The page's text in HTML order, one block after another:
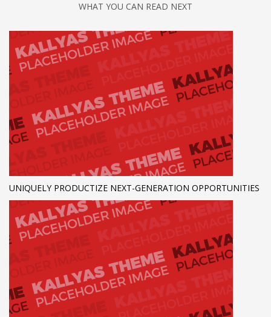
WHAT YOU CAN READ NEXT
UNIQUELY PRODUCTIZE NEXT-GENERATION OPPORTUNITIES